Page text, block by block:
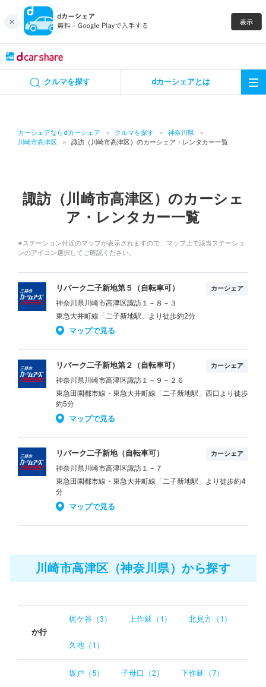
クルマを探す dカーシェアとは
カーシェアならdカーシェア クルマを探す
神奈川県
川崎市高津区
諏訪（川崎市高津区）のカーシェア・レンタカー一覧
諏訪（川崎市高津区）のカーシェ
ア・レンタカー一覧
※ステーション付近のマップが表示されますので、マップ上で該当ステーショ
ンのアイコン選択してご確認ください。
リパーク二子新地第５（自転車可） カーシェア
神奈川県川崎市高津区諏訪１－８－３
東急大井町線「二子新地駅」より徒歩約2分
マップで見る
リパーク二子新地第２（自転車可） カーシェア
神奈川県川崎市高津区諏訪１－９－２６
東急田園都市線・東急大井町線「二子新地駅」西口より徒歩
約5分
マップで見る
リパーク二子新地（自転車可） カーシェア
神奈川県川崎市高津区諏訪１－７
東急田園都市線・東急大井町線「二子新地駅」より徒歩約4
分
マップで見る
川崎市高津区（神奈川県）から探す
か行
梶ケ谷（3） 上作延（1） 北見方（1）
久地（1）
坂戸（5） 子母口（2） 下作延（7）
カーシェア
特集
アプリの使い方